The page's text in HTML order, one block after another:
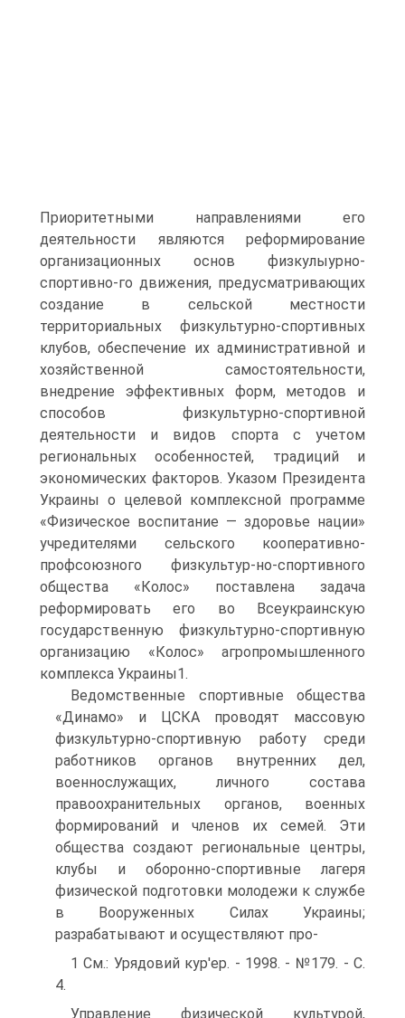
Приоритетными направлениями его
деятельности являются реформирование
организационных основ физкулыурно-
спортивно-го движения, предусматривающих
создание в сельской местности
территориальных физкультурно-спортивных
клубов, обеспечение их административной и
хозяйственной самостоятельности,
внедрение эффективных форм, методов и
способов физкультурно-спортивной
деятельности и видов спорта с учетом
региональных особенностей, традиций и
экономических факторов. Указом Президента
Украины о целевой комплексной программе
«Физическое воспитание — здоровье нации»
учредителями сельского кооперативно-
профсоюзного физкультур-но-спортивного
общества «Колос» поставлена задача
реформировать его во Всеукраинскую
государственную физкультурно-спортивную
организацию «Колос» агропромышленного
комплекса Украины1.
Ведомственные спортивные общества
«Динамо» и ЦСКА проводят массовую
физкультурно-спортивную работу среди
работников органов внутренних дел,
военнослужащих, личного состава
правоохранительных органов, военных
формирований и членов их семей. Эти
общества создают региональные центры,
клубы и оборонно-спортивные лагеря
физической подготовки молодежи к службе
в Вооруженных Силах Украины;
разрабатывают и осуществляют про-
1 См.: Урядовий кур'ер. - 1998. - №179. - С.
4.
Управление физической культурой,